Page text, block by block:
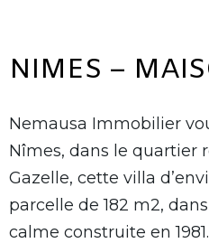
NIMES –
Nemausa Immobilier
Nîmes, dans le quartier
Gazelle, cette villa
parcelle de 182 m2,
calme construite en 1981.